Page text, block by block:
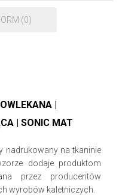
(0)
|
| SONIC MAT
nadrukowany na tkaninie
dodaje produktom
przez producentów
wyrobów kaletniczych.